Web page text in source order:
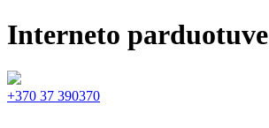
Interneto parduotuve
+370 37 390370